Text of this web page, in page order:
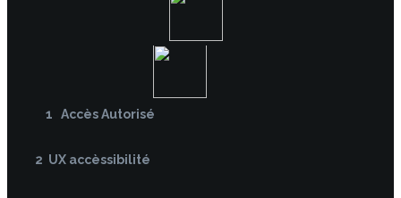
1 Accès Autorisé
2 UX accèssibilité